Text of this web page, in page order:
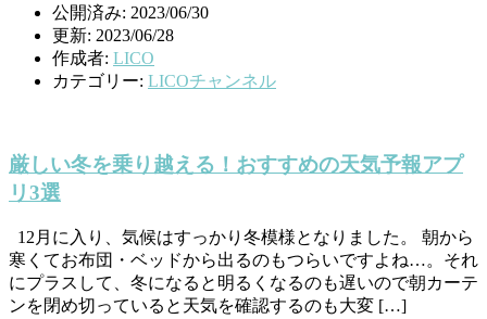
公開済み: 2023/06/30
更新: 2023/06/28
作成者: LICO
カテゴリー: LICOチャンネル
厳しい冬を乗り越える！おすすめの天気予報アプ
リ3選
12月に入り、気候はすっかり冬模様となりました。 朝から
寒くてお布団・ベッドから出るのもつらいですよね…。それ
にプラスして、冬になると明るくなるのも遅いので朝カーテ
ンを閉め切っていると天気を確認するのも大変 […]